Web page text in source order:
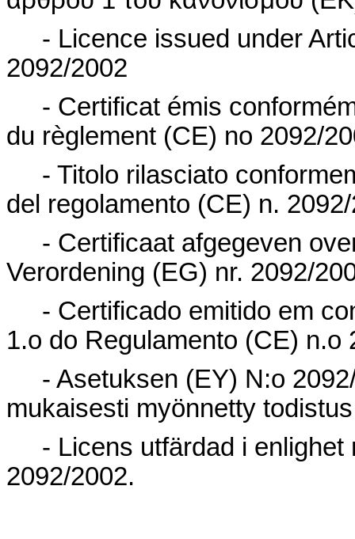
- Licence issued under
2092/2002
- Certificat émis
du règlement (CE) no 2092/
- Titolo rilasciato
del regolamento (CE) n.
- Certificaat afgegeven
Verordening (EG) nr. 2092/
- Certificado emitido em
1.o do Regulamento (CE) n.o
- Asetuksen (EY) N:o
mukaisesti myönnetty todistus
- Licens utfärdad i
2092/2002.